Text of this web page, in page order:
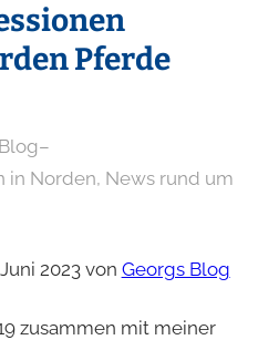
Pferde
–
in Norden, News rund um
2023 von Georgs Blog
zusammen mit meiner